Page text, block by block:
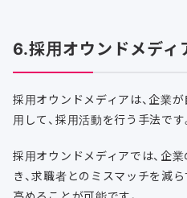
6.採用オウンドメディ
採用オウンドメディアは、企業
用して、採用活動を行う手法です
採用オウンドメディアでは、企
き、求職者とのミスマッチを減